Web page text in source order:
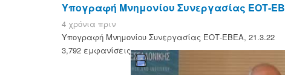
Υπογραφή Μνημονίου Συνεργασίας ΕΟΤ-
4 χρόνια πριν
Υπογραφή Μνημονίου Συνεργασίας ΕΟΤ-ΕΒΕΑ, 21.3.22
3,792 εμφανίσεις